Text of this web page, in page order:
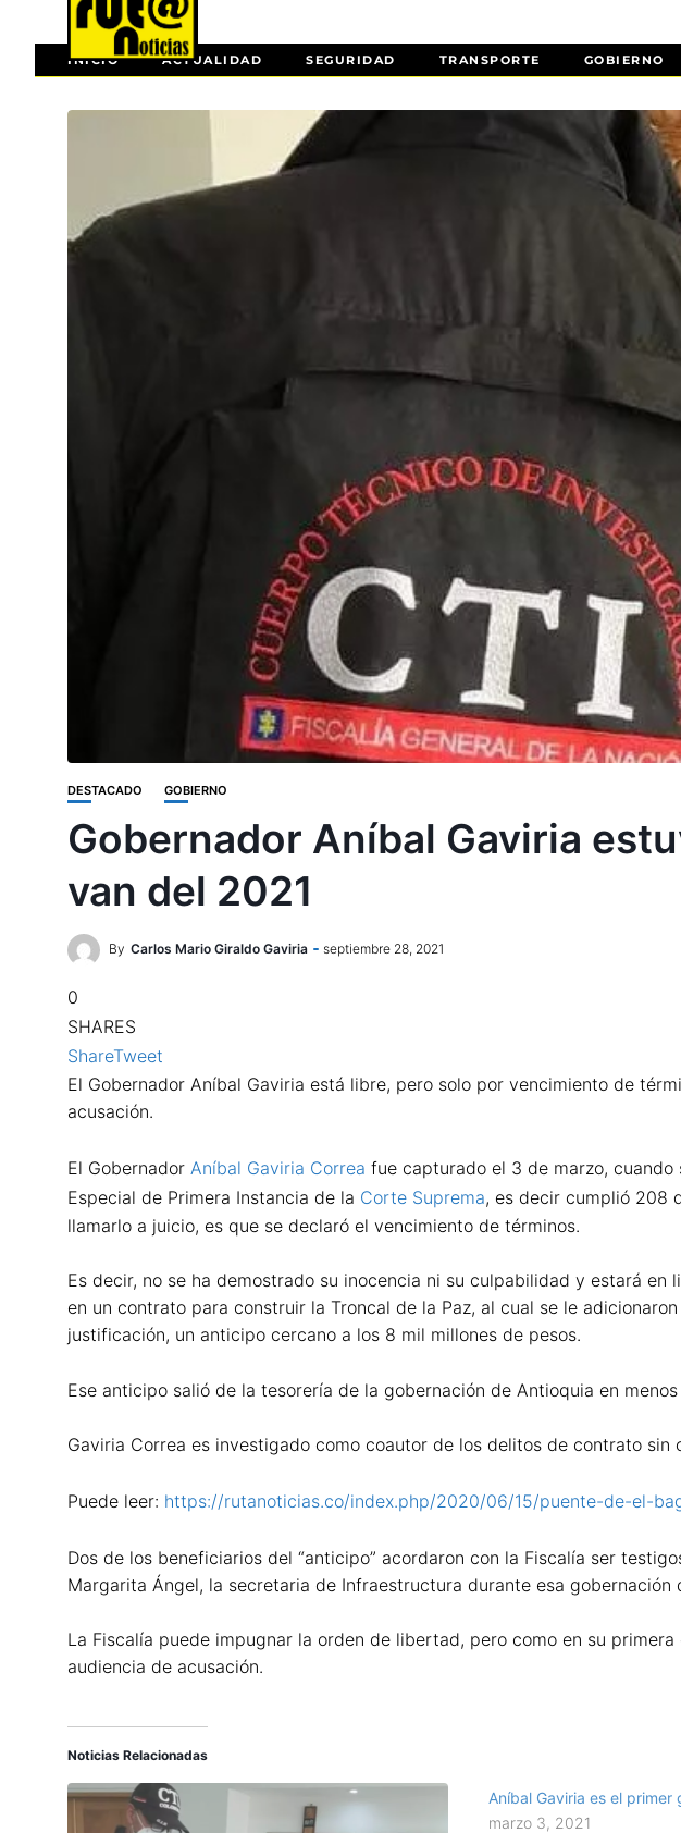
INICIO ACTUALIDAD SEGURIDAD TRANSPORTE GOBIERNO
DESTACADO GOBIERNO
Gobernador Aníbal Gaviria
van del 2021
By Carlos Mario Giraldo Gaviria septiembre 28, 2021
0
SHARES
ShareTweet
El Gobernador Aníbal Gaviria está libre, pero solo por vencimiento de
acusación.
El Gobernador Aníbal Gaviria Correa fue capturado el 3 de marzo,
Especial de Primera Instancia de la Corte Suprema, es decir cumplió 208
llamarlo a juicio, es que se declaró el vencimiento de términos.
Es decir, no se ha demostrado su inocencia ni su culpabilidad y estará
en un contrato para construir la Troncal de la Paz, al cual se le
justificación, un anticipo cercano a los 8 mil millones de pesos.
Ese anticipo salió de la tesorería de la gobernación de Antioquia en
Gaviria Correa es investigado como coautor de los delitos de contrato
Puede leer: https://rutanoticias.co/index.php/2020/06/15/puente-de-el-
Dos de los beneficiarios del “anticipo” acordaron con la Fiscalía ser
Margarita Ángel, la secretaria de Infraestructura durante esa
La Fiscalía puede impugnar la orden de libertad, pero como en su
audiencia de acusación.
Noticias Relacionadas
Aníbal Gaviria es el
marzo 3, 2021